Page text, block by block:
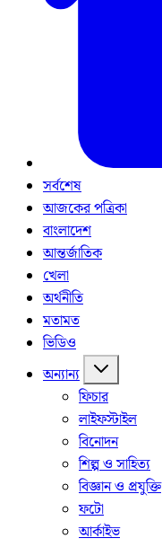
সর্বশেষ
আজকের পত্রিকা
বাংলাদেশ
আন্তর্জাতিক
খেলা
অর্থনীতি
মতামত
ভিডিও
অন্যান্য
ফিচার
লাইফস্টাইল
বিনোদন
শিল্প ও সাহিত্য
বিজ্ঞান ও প্রযুক্তি
ফটো
আর্কাইভ